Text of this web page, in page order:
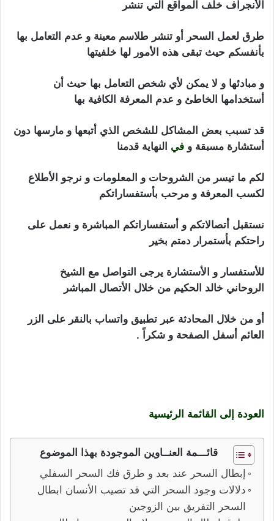
الأنجراف خلف المواقع التي تنشر
طرق لعمل السحر أو تنشر طلاسم معينة و عدم التعامل بها
بأنفسكم حيث تبقى هذه الأمور لها خلفيتها
و مبادئها و لا يمكن لأي شخص التعامل بها حيث أن
أستخدامها الخاطئ و عدم المعرفة الكافية بها
قد تسبب بعض المشاكل للشخص الذي أتبعها و مارسها دون
أستشارة مسبقة و في النهاية قدمنا
لكم ما تيسر من الشروحات و المعلومات و نرجو الأطلاع
لكسب المعرفة و مرحب بأستفساراتكم
نستقبل أتصالاتكم و أستفساراتكم المباشرة و نعمل على
راحتكم بأستمرار دمتم بخير
للأستفسار و الأستشارة يرجى التواصل مع الشيخ
الروحاني خالد الحكيم من خلال الأتصال المباشر
أو من خلال المحادثة عبر تطبيق واتساب بالنقر على الزر
العائم أسفل الصفحة و شكراً .
العودة إلى القائمة الرئيسية
قائـــمة العنــاوين الموجودة بهذا الموضوع
إبطال السحر عند بعد و طرق فك السحر السفلي
دلالات وجود السحر التي قد تصيب الأنسان ابطال
السحر التفريق بين الزوجين